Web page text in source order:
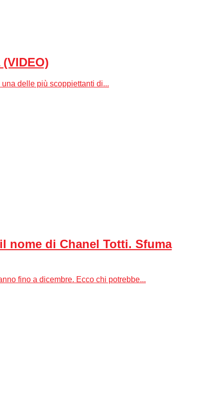
delle più scoppiettanti di...
nome di Chanel Totti. Sfuma
fino a dicembre. Ecco chi potrebbe...